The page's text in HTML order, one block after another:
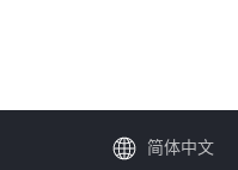
简体中文